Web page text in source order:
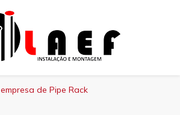
empresa de Pipe Rack